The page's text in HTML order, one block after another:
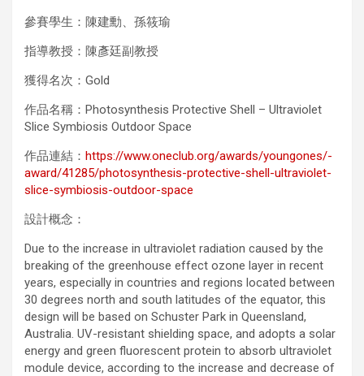
參賽學生：陳建勳、孫筱瑜
指導教授：陳彥廷副教授
獲得名次：Gold
作品名稱：Photosynthesis Protective Shell – Ultraviolet
Slice Symbiosis Outdoor Space
作品連結： https://www.oneclub.org/awards/youngones/-
award/41285/photosynthesis-protective-shell-ultraviolet-
slice-symbiosis-outdoor-space
設計概念：
Due to the increase in ultraviolet radiation caused by the
breaking of the greenhouse effect ozone layer in recent
years, especially in countries and regions located between
30 degrees north and south latitudes of the equator, this
design will be based on Schuster Park in Queensland,
Australia. UV-resistant shielding space, and adopts a solar
energy and green fluorescent protein to absorb ultraviolet
module device, according to the increase and decrease of